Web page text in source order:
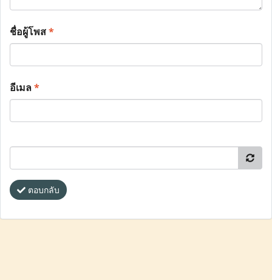
ชื่อผู้โพส*
อีเมล*
ตอบกลับ